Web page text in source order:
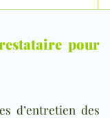
pour
d’entretien des